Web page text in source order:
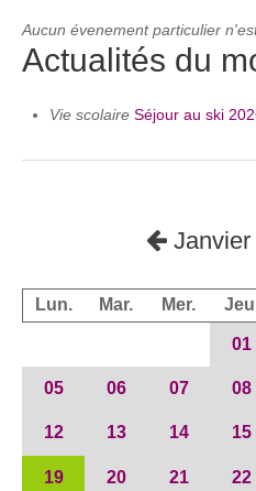
Aucun évenement particulier
Actualités du
Vie scolaire Séjour au ski
Lun. Mar. Mer.
01
05 06 07 08
12 13 14 15
19 20 21 22